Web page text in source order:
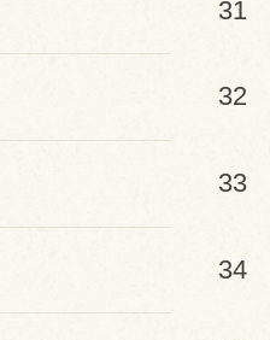
31
32
33
34